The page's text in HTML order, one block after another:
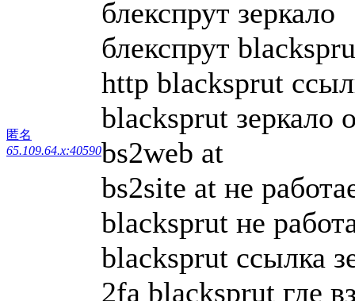
匿名
65.109.64.x:40590
блекспрут зеркало
блекспрут
http blacksprut
blacksprut зеркало
bs2web at
bs2site at не
blacksprut не
blacksprut ссылка
2fa blacksprut где